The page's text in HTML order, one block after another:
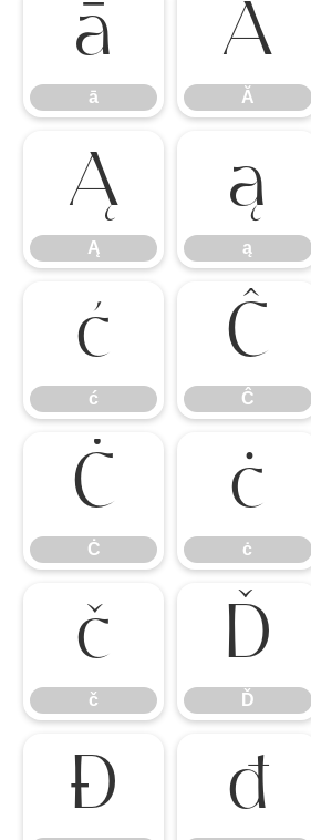
ā
ā
Ă
Ă
Ą
Ą
ą
ą
ć
ć
Ĉ
Ĉ
Ċ
Ċ
ċ
ċ
č
č
Ď
Ď
Đ đ